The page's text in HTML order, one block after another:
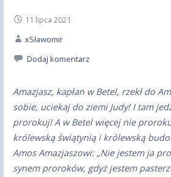
11 lipca 2021
xSławomir
Dodaj komentarz
Amazjasz, kapłan w Betel, rzekł do
sobie, uciekaj do ziemi Judy! I tam
prorokuj! A w Betel więcej nie
królewską świątynią i królewską
Amos Amazjaszowi: „Nie jestem ja
synem proroków, gdyż jestem